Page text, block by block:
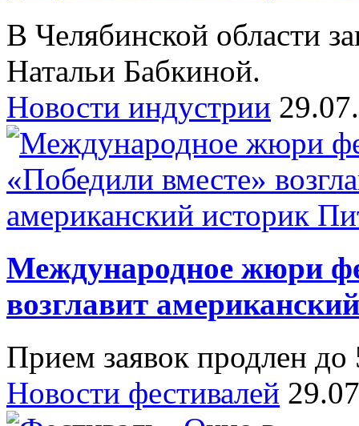
В Челябинской области
Натальи Бабкиной.
Новости индустрии
Международное жюри
возглавит
Прием заявок продлен до
Новости фестивалей